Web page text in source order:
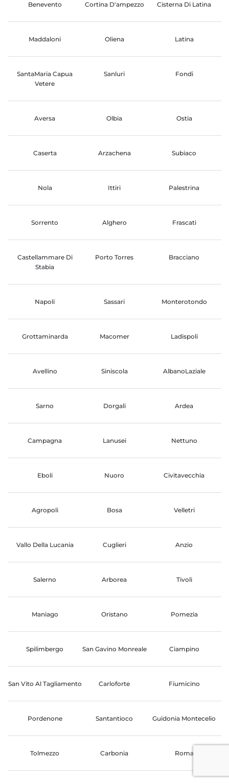
Benevento Cortina D'ampezzo Cisterna Di Latina
Maddaloni Oliena Latina
SantaMaria Capua
Vetere
Sanluri Fondi
Aversa Olbia Ostia
Caserta Arzachena Subiaco
Nola Ittiri Palestrina
Sorrento Alghero Frascati
Castellammare Di
Stabia
Porto Torres Bracciano
Napoli Sassari Monterotondo
Grottaminarda Macomer Ladispoli
Avellino Siniscola AlbanoLaziale
Sarno Dorgali Ardea
Campagna Lanusei Nettuno
Eboli Nuoro Civitavecchia
Agropoli Bosa Velletri
Vallo Della Lucania Cuglieri Anzio
Salerno Arborea Tivoli
Maniago Oristano Pomezia
Spilimbergo San Gavino Monreale Ciampino
San Vito Al Tagliamento Carloforte Fiumicino
Pordenone Santantioco Guidonia Montecelio
Tolmezzo Carbonia Roma